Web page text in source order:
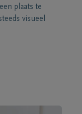
plaats te
visueel